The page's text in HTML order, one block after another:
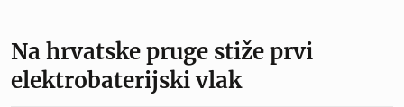
Na hrvatske pruge stiže prvi
elektrobaterijski vlak